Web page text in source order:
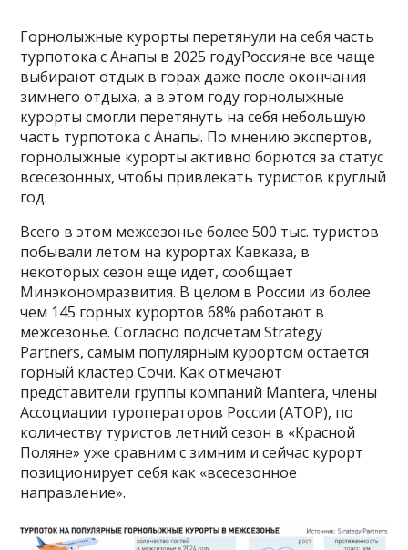
Горнолыжные курорты перетянули на себя часть
турпотока с Анапы в 2025 годуРоссияне все чаще
выбирают отдых в горах даже после окончания
зимнего отдыха, а в этом году горнолыжные
курорты смогли перетянуть на себя небольшую
часть турпотока с Анапы. По мнению экспертов,
горнолыжные курорты активно борются за статус
всесезонных, чтобы привлекать туристов круглый
год.
Всего в этом межсезонье более 500 тыс. туристов
побывали летом на курортах Кавказа, в
некоторых сезон еще идет, сообщает
Минэкономразвития. В целом в России из более
чем 145 горных курортов 68% работают в
межсезонье. Согласно подсчетам Strategy
Partners, самым популярным курортом остается
горный кластер Сочи. Как отмечают
представители группы компаний Mantera, члены
Ассоциации туроператоров России (АТОР), по
количеству туристов летний сезон в «Красной
Поляне» уже сравним с зимним и сейчас курорт
позиционирует себя как «всесезонное
направление».